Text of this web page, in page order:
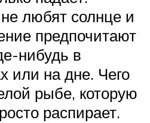
любят солнце и
предпочитают
нибудь в
или на дне. Чего
рыбе, которую
распирает.